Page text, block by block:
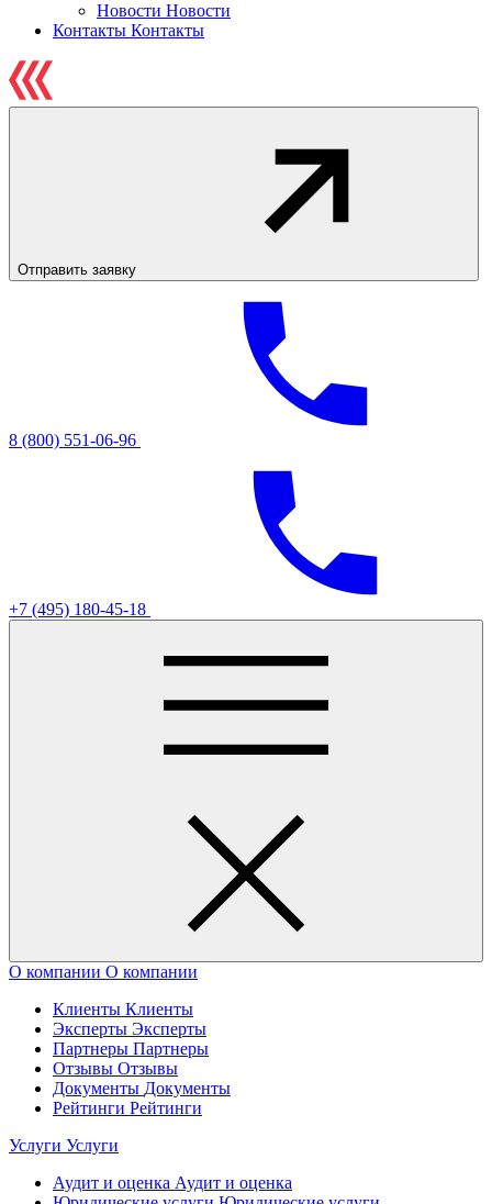
Новости Новости
Контакты Контакты
Отправить заявку
8 (800) 551-06-96
+7 (495) 180-45-18
О компании О компании
Клиенты Клиенты
Эксперты Эксперты
Партнеры Партнеры
Отзывы Отзывы
Документы Документы
Рейтинги Рейтинги
Услуги Услуги
Аудит и оценка Аудит и оценка